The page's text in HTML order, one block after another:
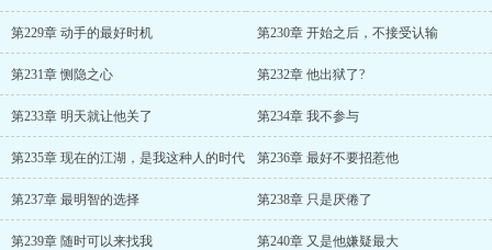
第229章 动手的最好时机 第230章 开始之后，不接受认输
第231章 恻隐之心 第232章 他出狱了?
第233章 明天就让他关了 第234章 我不参与
第235章 现在的江湖，是我这种人的时代 第236章 最好不要招惹他
第237章 最明智的选择 第238章 只是厌倦了
第239章 随时可以来找我 第240章 又是他嫌疑最大